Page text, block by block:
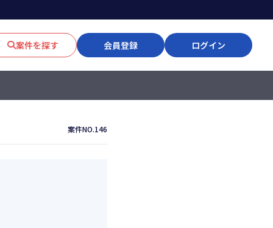
案件を探す 会員登録 ログイン
案件NO.146